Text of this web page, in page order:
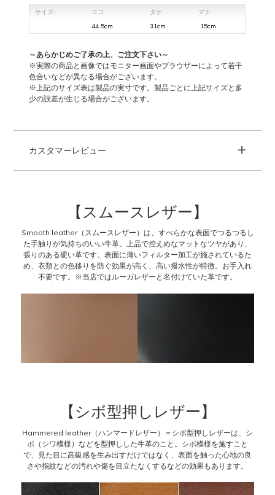
サイズ: ヨコ タテ
マチ
44.5cm
31cm 15cm
～あらかじめご了承の上、ご注文下さい～
※実際の商品と画像ではモニター画面やブラウザーによって若干
色合いなどが異なる場合がございます。
※上記のサイズ表は製品の実寸です。製品ごとに上記サイズと多
少の誤差が生じる場合がございます。
カスタマーレビュー +
【スムースレザー】
Smooth leather（スムースレザー）は、すべらかな表面でつるつるし
た手触りが気持ちのいい牛革。上品で控えめなマットなツヤがあり、
張りのある硬い革です。表面に薄いフィルター加工が施されているた
め、衣類との色移りを防ぐ効果が高く、高い撥水性が特徴。お手入れ
不要です。※当店ではルーガレザーと名付けていた革です。
【シボ型押しレザー】
Hammered leather（ハンマードレザー）＝シボ型押しレザーは、シ
ボ（シワ模様）などを型押しした牛革のこと。シボ模様を施すこと
で、見た目に高級感を生み出すだけではなく、表面を触った心地の良
さや指紋などの汚れや傷を目立たなくするなどの効果もあります。